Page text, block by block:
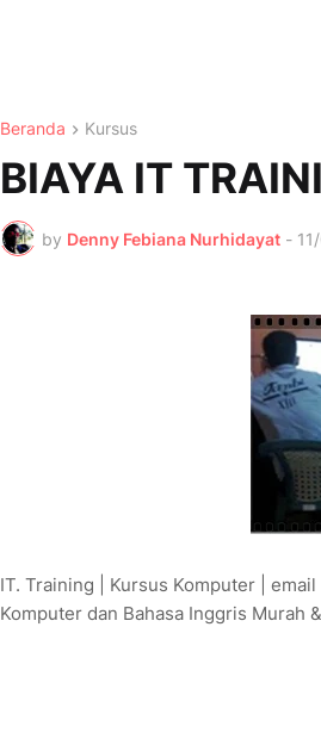
Beranda Kursus
BIAYA IT
by Denny Febiana Nurhidayat -
IT. Training | Kursus Komputer |
Komputer dan Bahasa Inggris Murah